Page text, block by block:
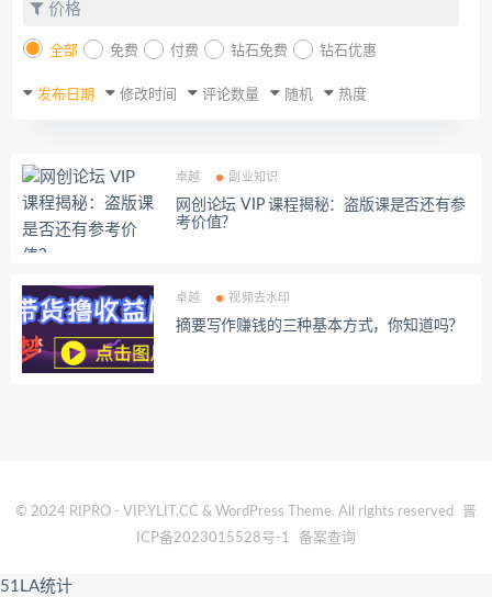
价格
全部 免费 付费 钻石免费 钻石优惠
发布日期 修改时间 评论数量 随机 热度
卓越 副业知识
网创论坛 VIP 课程揭秘：盗版课是否还有参
考价值？
卓越 视频去水印
摘要写作赚钱的三种基本方式，你知道吗？
© 2024 RIPRO - VIP.YLIT.CC & WordPress Theme. All rights reserved
晋
ICP备2023015528号-1
备案查询
51LA统计